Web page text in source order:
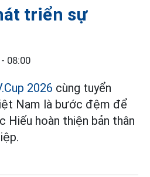
triển sự
08:00
2026 cùng tuyển
Nam là bước đệm để
Hiếu hoàn thiện bản thân